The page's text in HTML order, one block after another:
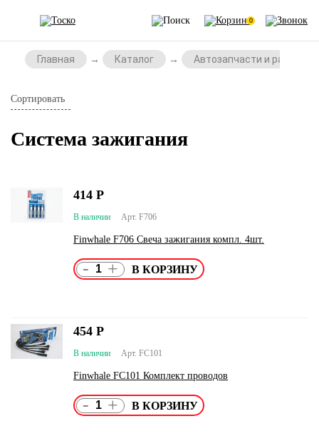
0
Главная Каталог Автозапчасти и
Сортировать
Система зажигания
Арт. F706
В наличии
Finwhale F706 Свеча зажигания компл. 4шт.
414 Р
- +
Арт. FC101
В наличии
Finwhale FC101 Комплект проводов
454 Р
- +